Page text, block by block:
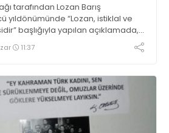
tarafından Lozan Barış
yıldönümünde “Lozan, istiklal ve
başlığıyla yapılan açıklamada,
bağımsızlık iradesinde
denildi
11:37